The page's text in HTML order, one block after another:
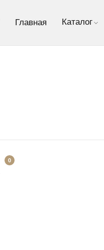
Главная Каталог
0